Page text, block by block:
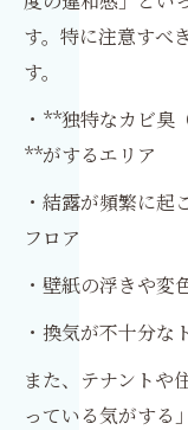
す。特に注意すべ
す。
・**独特なカビ臭
**がするエリア
・結露が頻繁に起
フロア
・壁紙の浮きや変
・換気が不十分な
また、テナントや
っている気がする